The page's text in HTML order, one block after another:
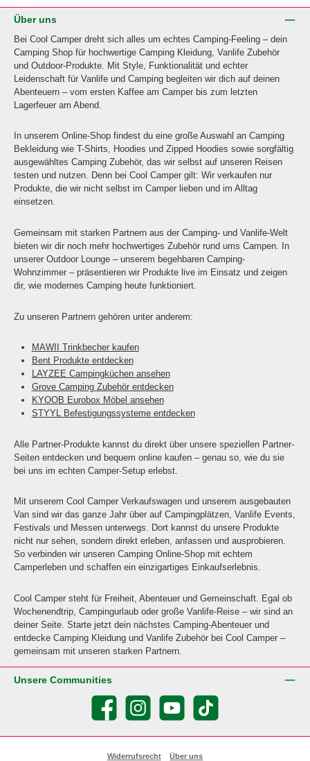
Über uns
Bei Cool Camper dreht sich alles um echtes Camping-Feeling – dein
Camping Shop für hochwertige Camping Kleidung, Vanlife Zubehör
und Outdoor-Produkte. Mit Style, Funktionalität und echter
Leidenschaft für Vanlife und Camping begleiten wir dich auf deinen
Abenteuern – vom ersten Kaffee am Camper bis zum letzten
Lagerfeuer am Abend.
In unserem Online-Shop findest du eine große Auswahl an Camping
Bekleidung wie T-Shirts, Hoodies und Zipped Hoodies sowie sorgfältig
ausgewähltes Camping Zubehör, das wir selbst auf unseren Reisen
testen und nutzen. Denn bei Cool Camper gilt: Wir verkaufen nur
Produkte, die wir nicht selbst im Camper lieben und im Alltag
einsetzen.
Gemeinsam mit starken Partnern aus der Camping- und Vanlife-Welt
bieten wir dir noch mehr hochwertiges Zubehör rund ums Campen. In
unserer Outdoor Lounge – unserem begehbaren Camping-
Wohnzimmer – präsentieren wir Produkte live im Einsatz und zeigen
dir, wie modernes Camping heute funktioniert.
Zu unseren Partnern gehören unter anderem:
MAWII Trinkbecher kaufen
Bent Produkte entdecken
LAYZEE Campingküchen ansehen
Grove Camping Zubehör entdecken
KYOOB Eurobox Möbel ansehen
STYYL Befestigungssysteme entdecken
Alle Partner-Produkte kannst du direkt über unsere speziellen Partner-
Seiten entdecken und bequem online kaufen – genau so, wie du sie
bei uns im echten Camper-Setup erlebst.
Mit unserem Cool Camper Verkaufswagen und unserem ausgebauten
Van sind wir das ganze Jahr über auf Campingplätzen, Vanlife Events,
Festivals und Messen unterwegs. Dort kannst du unsere Produkte
nicht nur sehen, sondern direkt erleben, anfassen und ausprobieren.
So verbinden wir unseren Camping Online-Shop mit echtem
Camperleben und schaffen ein einzigartiges Einkaufserlebnis.
Cool Camper steht für Freiheit, Abenteuer und Gemeinschaft. Egal ob
Wochenendtrip, Campingurlaub oder große Vanlife-Reise – wir sind an
deiner Seite. Starte jetzt dein nächstes Camping-Abenteuer und
entdecke Camping Kleidung und Vanlife Zubehör bei Cool Camper –
gemeinsam mit unseren starken Partnern.
Unsere Communities
Facebook Instagram YouTube TikTok
Widerrufsrecht Über uns